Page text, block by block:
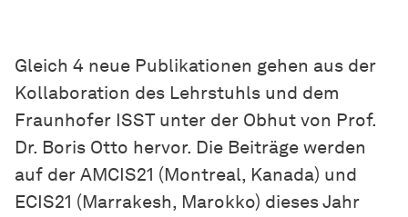
Gleich 4 neue Publikationen gehen aus der
Kollaboration des Lehrstuhls und dem
Fraunhofer ISST unter der Obhut von Prof.
Dr. Boris Otto hervor. Die Beiträge werden
auf der AMCIS21 (Montreal, Kanada) und
ECIS21 (Marrakesh, Marokko) dieses Jahr